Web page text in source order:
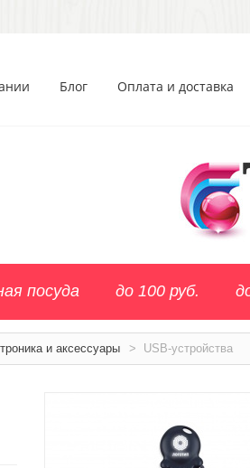
Блог Оплата и доставка
посуда до 100 руб.
и аксессуары > USB-устройства